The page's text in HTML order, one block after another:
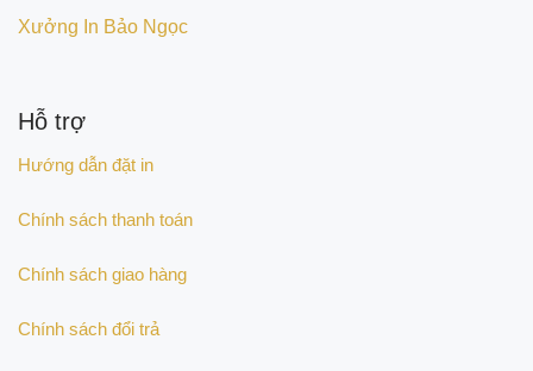
Xưởng In Bảo Ngọc
Hỗ trợ
Hướng dẫn đặt in
Chính sách thanh toán
Chính sách giao hàng
Chính sách đổi trả